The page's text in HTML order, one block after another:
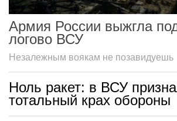
Армия России выжгла
логово ВСУ
Незалежным воякам не позавидуешь
Ноль ракет: в ВСУ
тотальный крах обороны